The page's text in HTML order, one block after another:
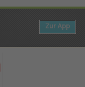
Zur App